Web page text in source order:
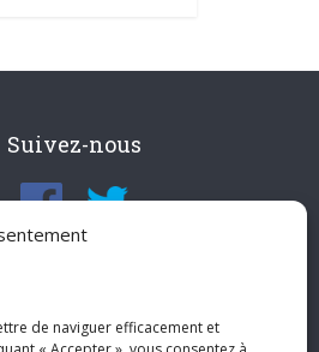
de naviguer efficacement et
Suivez-nous